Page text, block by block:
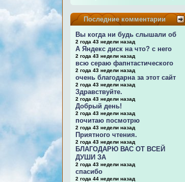
Последние комментарии
Вы когда ни будь слышали об
2 года 43 недели назад
А Яндекс диск на что? с него
2 года 43 недели назад
всю сераю фапнтастического
2 года 43 недели назад
очень благодарна за этот сайт
2 года 43 недели назад
Здравствуйте.
2 года 43 недели назад
Добрый день!
2 года 43 недели назад
почитаю посмотрю
2 года 43 недели назад
Приятного чтения.
2 года 43 недели назад
БЛАГОДАРЮ ВАС ОТ ВСЕЙ
ДУШИ ЗА
2 года 43 недели назад
спасибо
2 года 44 недели назад